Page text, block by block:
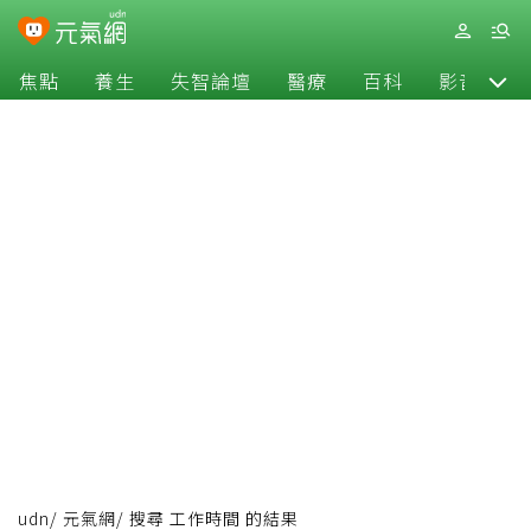
焦點 養生 失智論壇 醫療 百科 影音
udn/ 元氣網/ 搜尋 工作時間 的結果